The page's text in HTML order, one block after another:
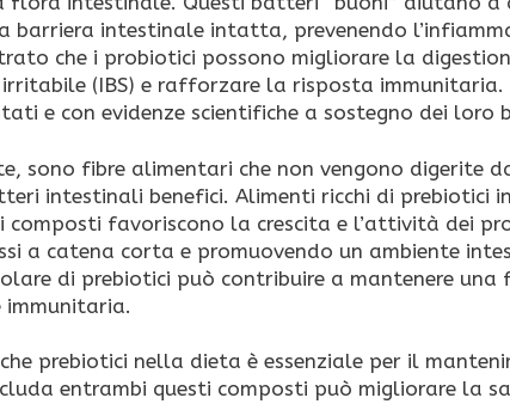
barriera intestinale intatta, prevenendo
che i probiotici possono migliorare la
(IBS) e rafforzare la risposta
e con evidenze scientifiche a sostegno dei loro
sono fibre alimentari che non vengono digerite
intestinali benefici. Alimenti ricchi di prebiotici
composti favoriscono la crescita e l’attività dei
a catena corta e promuovendo un ambiente
di prebiotici può contribuire a mantenere
prebiotici nella dieta è essenziale per il
entrambi questi composti può migliorare la